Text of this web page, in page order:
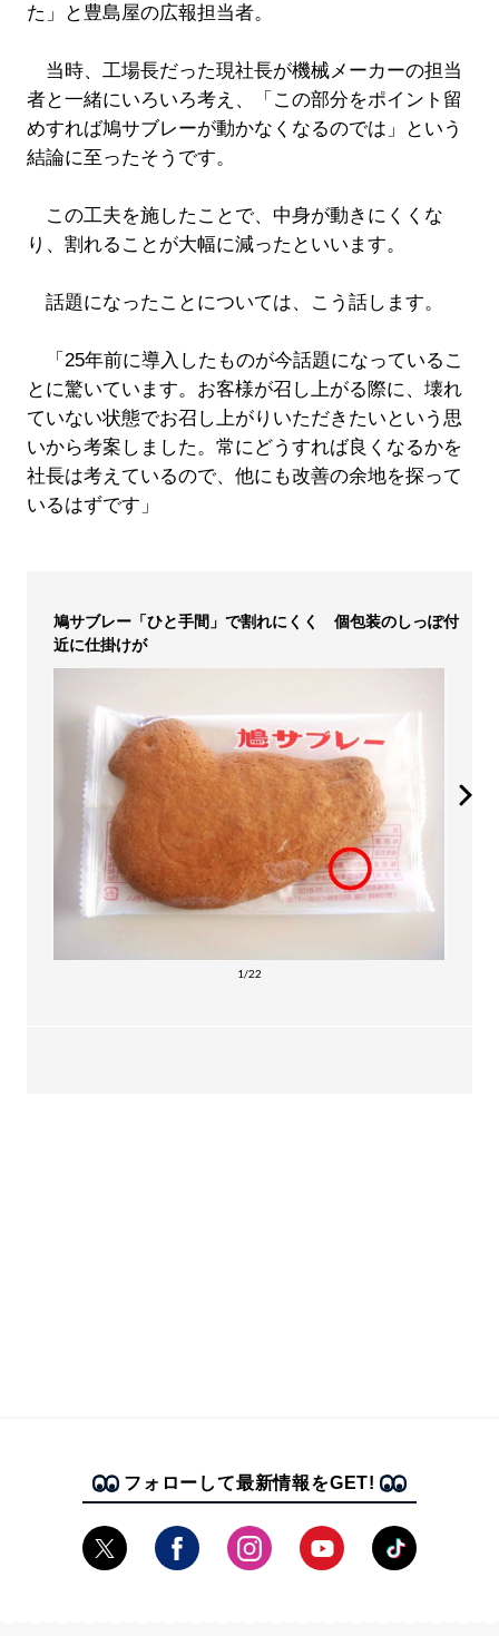
た」と豊島屋の広報担当者。
当時、工場長だった現社長が機械メーカーの担当
者と一緒にいろいろ考え、「この部分をポイント留
めすれば鳩サブレーが動かなくなるのでは」という
結論に至ったそうです。
この工夫を施したことで、中身が動きにくくな
り、割れることが大幅に減ったといいます。
話題になったことについては、こう話します。
「25年前に導入したものが今話題になっているこ
とに驚いています。お客様が召し上がる際に、壊れ
ていない状態でお召し上がりいただきたいという思
いから考案しました。常にどうすれば良くなるかを
社長は考えているので、他にも改善の余地を探って
いるはずです」
鳩サブレー「ひと手間」で割れにくく 個包装のしっぽ付
近に仕掛けが
1/22
フォローして最新情報をGET!